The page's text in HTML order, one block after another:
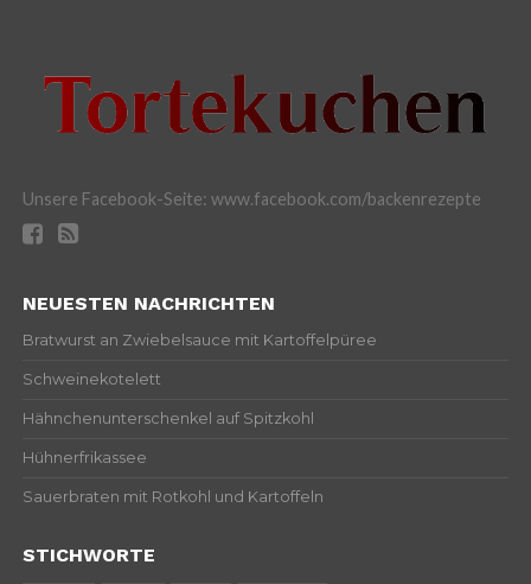
Unsere Facebook-Seite: www.facebook.com/backenrezepte
NEUESTEN NACHRICHTEN
Bratwurst an Zwiebelsauce mit Kartoffelpüree
Schweinekotelett
Hähnchenunterschenkel auf Spitzkohl
Hühnerfrikassee
Sauerbraten mit Rotkohl und Kartoffeln
STICHWORTE